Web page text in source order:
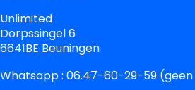
Unlimited
Dorpssingel 6
6641BE Beuningen
Whatsapp : 06.47-60-29-59